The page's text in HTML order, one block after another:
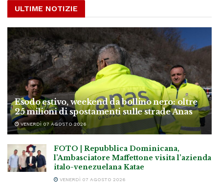
ULTIME NOTIZIE
Esodo estivo, weekend da bollino nero: oltre
25 milioni di spostamenti sulle strade Anas
VENERDÌ 07 AGOSTO 2026
FOTO | Repubblica Dominicana,
l’Ambasciatore Maffettone visita l’azienda
italo-venezuelana Katae
VENERDÌ 07 AGOSTO 2026